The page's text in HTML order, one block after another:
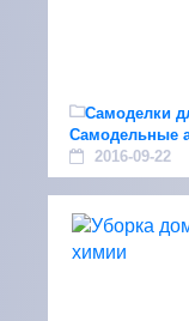
Самоделки
Самодельные
2016-09-22